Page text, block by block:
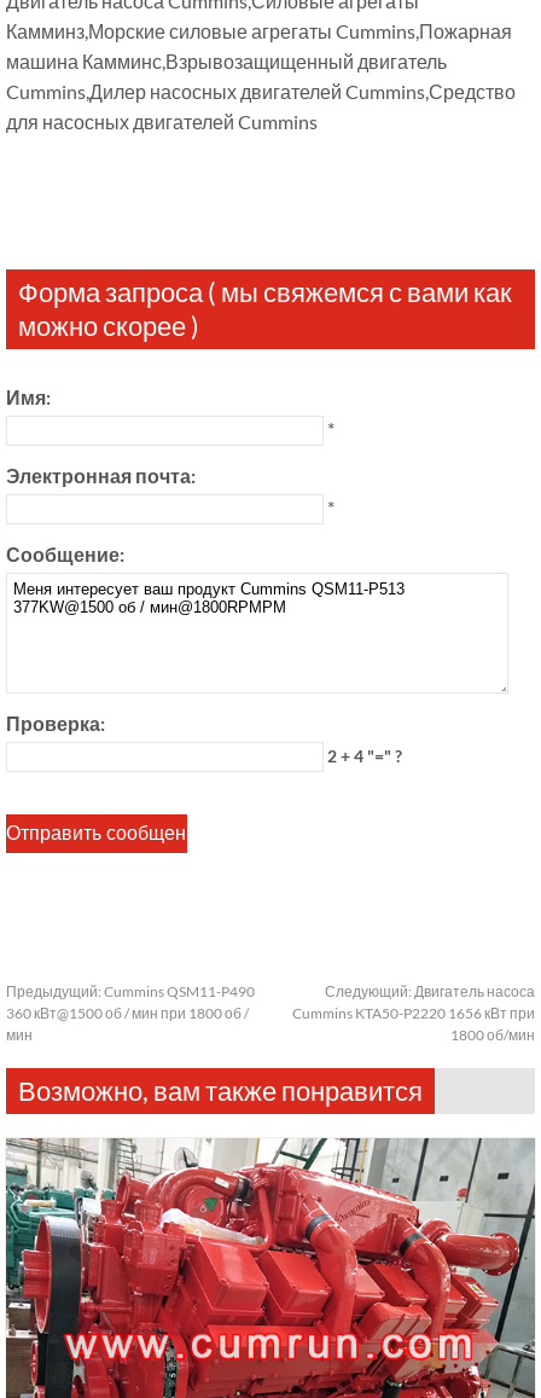
Камминз,Морские силовые агрегаты Cummins,Пожарная
машина Камминс,Взрывозащищенный двигатель
Cummins,Дилер насосных двигателей Cummins,Средство
для насосных двигателей Cummins
Форма запроса ( мы свяжемся с вами как
можно скорее )
Имя:
*
Электронная почта:
*
Сообщение:
Проверка:
2 + 4 "=" ?
Предыдущий: Cummins QSM11-P490
360 кВт@1500 об / мин при 1800 об /
мин
Следующий: Двигатель насоса
Cummins KTA50-P2220 1656 кВт при
1800 об/мин
Возможно, вам также понравится